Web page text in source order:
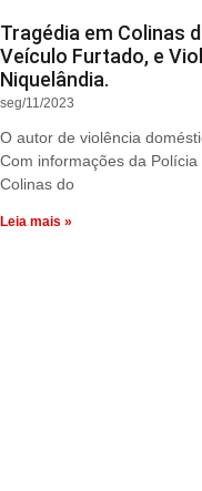
Tragédia em Colinas
Veículo Furtado, e
Niquelândia.
seg/11/2023
O autor de violência
Com informações da
Colinas do
Leia mais »